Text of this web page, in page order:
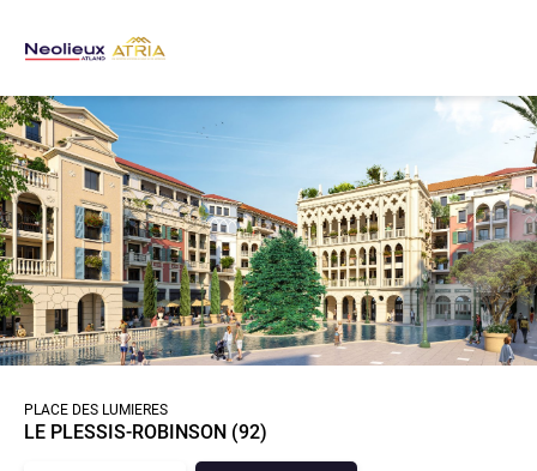
PLACE DES LUMIERES
LE PLESSIS-ROBINSON (92)